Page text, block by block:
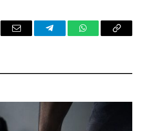
Email TelegramWhatsAppCopy